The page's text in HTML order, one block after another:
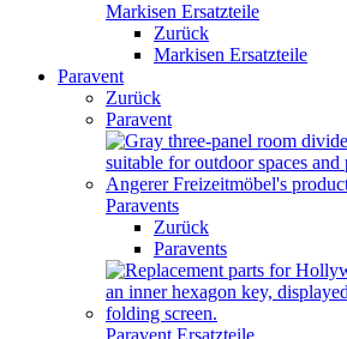
Markisen Ersatzteile
Zurück
Markisen Ersatzteile
Paravent
Zurück
Paravent
Paravents
Zurück
Paravents
Paravent Ersatzteile